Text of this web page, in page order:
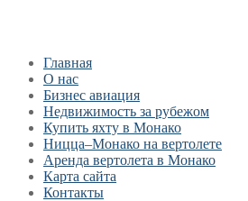
Главная
О нас
Бизнес авиация
Недвижимость за рубежом
Купить яхту в Монако
Ницца–Монако на вертолете
Аренда вертолета в Монако
Карта сайта
Контакты